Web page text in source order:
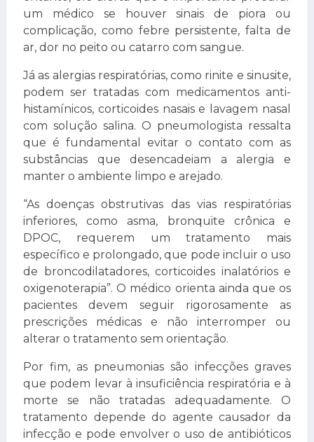
um médico se houver sinais de piora ou
complicação, como febre persistente, falta de
ar, dor no peito ou catarro com sangue.
Já as alergias respiratórias, como rinite e sinusite,
podem ser tratadas com medicamentos anti-
histamínicos, corticoides nasais e lavagem nasal
com solução salina. O pneumologista ressalta
que é fundamental evitar o contato com as
substâncias que desencadeiam a alergia e
manter o ambiente limpo e arejado.
“As doenças obstrutivas das vias respiratórias
inferiores, como asma, bronquite crônica e
DPOC, requerem um tratamento mais
específico e prolongado, que pode incluir o uso
de broncodilatadores, corticoides inalatórios e
oxigenoterapia”. O médico orienta ainda que os
pacientes devem seguir rigorosamente as
prescrições médicas e não interromper ou
alterar o tratamento sem orientação.
Por fim, as pneumonias são infecções graves
que podem levar à insuficiência respiratória e à
morte se não tratadas adequadamente. O
tratamento depende do agente causador da
infecção e pode envolver o uso de antibióticos